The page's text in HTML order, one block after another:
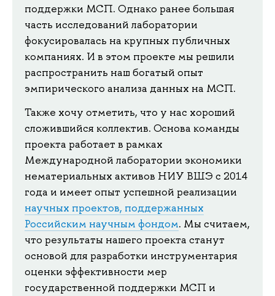
поддержки МСП. Однако ранее большая
часть исследований лаборатории
фокусировалась на крупных публичных
компаниях. И в этом проекте мы решили
распространить наш богатый опыт
эмпирического анализа данных на МСП.
Также хочу отметить, что у нас хороший
сложившийся коллектив. Основа команды
проекта работает в рамках
Международной лаборатории экономики
нематериальных активов НИУ ВШЭ с 2014
года и имеет опыт успешной реализации
научных проектов, поддержанных
Российским научным фондом. Мы считаем,
что результаты нашего проекта станут
основой для разработки инструментария
оценки эффективности мер
государственной поддержки МСП и